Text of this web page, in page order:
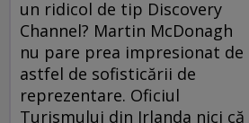
un ridicol de tip Discovery
Channel? Martin McDonagh
nu pare prea impresionat de
astfel de sofisticării de
reprezentare. Oficiul
Turismului din Irlanda nici că